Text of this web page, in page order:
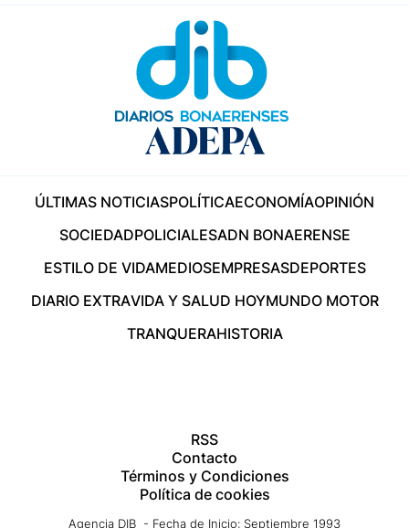
ÚLTIMAS NOTICIASPOLÍTICAECONOMÍAOPINIÓN
SOCIEDADPOLICIALESADN BONAERENSE
ESTILO DE VIDAMEDIOSEMPRESASDEPORTES
DIARIO EXTRAVIDA Y SALUD HOYMUNDO MOTOR
TRANQUERAHISTORIA
RSS
Contacto
Términos y Condiciones
Política de cookies
Agencia DIB - Fecha de Inicio: Septiembre 1993